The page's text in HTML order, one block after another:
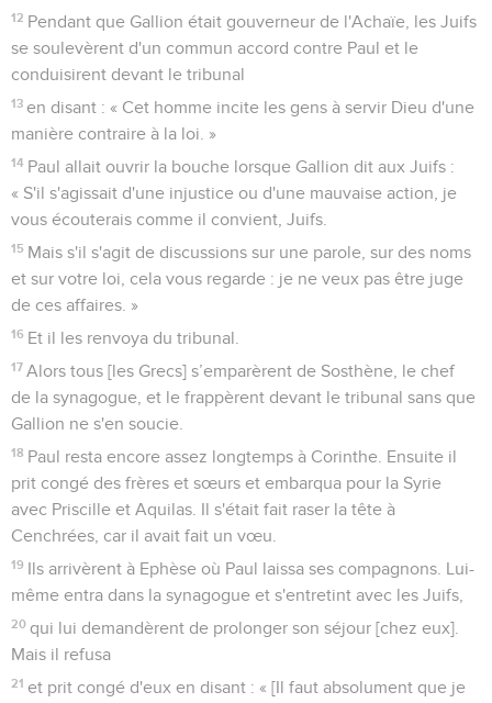
12 Pendant que Gallion était gouverneur de l'Achaïe, les Juifs
se soulevèrent d'un commun accord contre Paul et le
conduisirent devant le tribunal
13 en disant : « Cet homme incite les gens à servir Dieu d'une
manière contraire à la loi. »
14 Paul allait ouvrir la bouche lorsque Gallion dit aux Juifs :
« S'il s'agissait d'une injustice ou d'une mauvaise action, je
vous écouterais comme il convient, Juifs.
15 Mais s'il s'agit de discussions sur une parole, sur des noms
et sur votre loi, cela vous regarde : je ne veux pas être juge
de ces affaires. »
16 Et il les renvoya du tribunal.
17 Alors tous [les Grecs] s’emparèrent de Sosthène, le chef
de la synagogue, et le frappèrent devant le tribunal sans que
Gallion ne s'en soucie.
18 Paul resta encore assez longtemps à Corinthe. Ensuite il
prit congé des frères et sœurs et embarqua pour la Syrie
avec Priscille et Aquilas. Il s'était fait raser la tête à
Cenchrées, car il avait fait un vœu.
19 Ils arrivèrent à Ephèse où Paul laissa ses compagnons. Lui-
même entra dans la synagogue et s'entretint avec les Juifs,
20 qui lui demandèrent de prolonger son séjour [chez eux].
Mais il refusa
21 et prit congé d'eux en disant : « [Il faut absolument que je